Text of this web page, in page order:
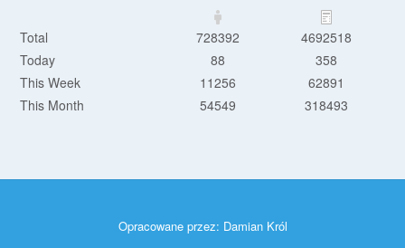
Total 728392
4692518
Today
88
358
This Week
11256
62891
This Month
54549 318493
Opracowane przez: Damian Król